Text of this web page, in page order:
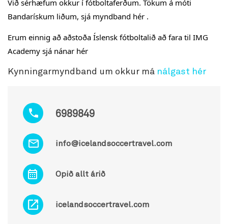
6989849
info@icelandsoccertravel.com
Opið allt árið
icelandsoccertravel.com
Við sérhæfum okkur í fótboltaferðum. Tökum á móti
Bandarískum liðum, sjá myndband hér .
Erum einnig að aðstoða Íslensk fótboltalið að fara til IMG
Academy sjá nánar hér
Kynningarmyndband um okkur má nálgast hér